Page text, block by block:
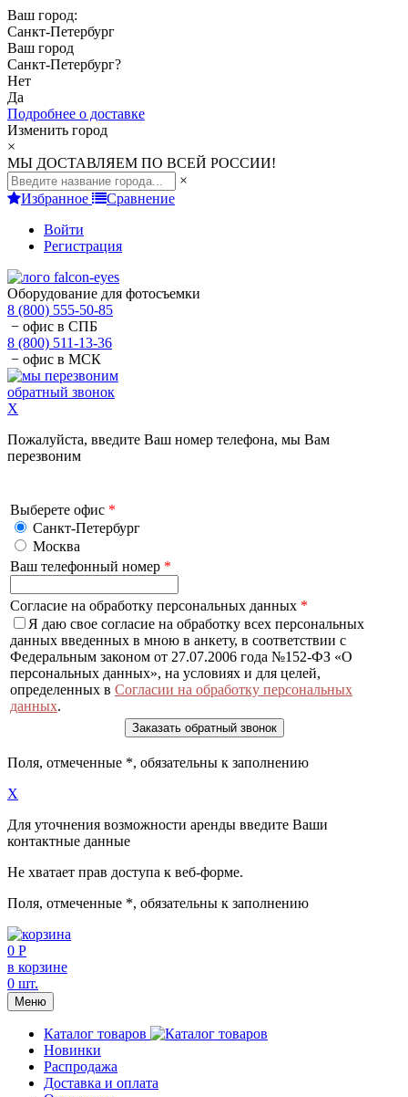
Ваш город:
Санкт-Петербург
Ваш город
Санкт-Петербург?
Нет
Да
Подробнее о доставке
Изменить город
×
МЫ ДОСТАВЛЯЕМ ПО ВСЕЙ РОССИИ!
×
Избранное
Сравнение
Войти
Регистрация
Оборудование для фотосъемки
8 (800) 555-50-85
− офис в СПБ
8 (800) 511-13-36
− офис в МСК
обратный звонок
X
Пожалуйста, введите Ваш номер телефона, мы Вам
перезвоним
Выберете офис *
Санкт-Петербург
Москва
Ваш телефонный номер *
Согласие на обработку персональных данных *
Я даю свое согласие на обработку всех персональных
данных введенных в мною в анкету, в соответствии с
Федеральным законом от 27.07.2006 года №152-ФЗ «О
персональных данных», на условиях и для целей,
определенных в Согласии на обработку персональных
данных.
Поля, отмеченные *, обязательны к заполнению
X
Для уточнения возможности аренды введите Ваши
контактные данные
Не хватает прав доступа к веб-форме.
Поля, отмеченные *, обязательны к заполнению
0 Р
в корзине
0 шт.
Меню
Каталог товаров
Новинки
Распродажа
Доставка и оплата